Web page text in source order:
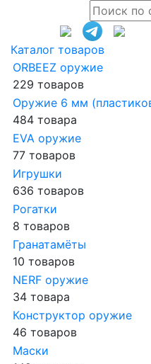
Каталог товаров
ORBEEZ оружие
229 товаров
Оружие 6 мм
484 товара
EVA оружие
77 товаров
Игрушки
636 товаров
Рогатки
8 товаров
Гранатамёты
10 товаров
NERF оружие
34 товара
Конструктор оружие
46 товаров
Маски